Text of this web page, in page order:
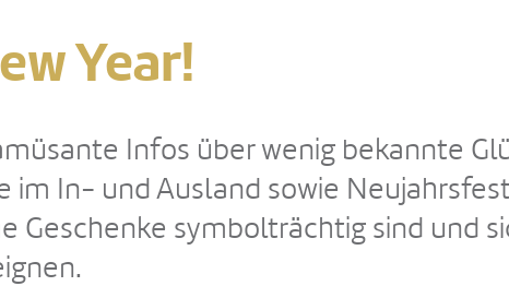
Year!
Infos über wenig bekannte
im In- und Ausland sowie
Geschenke symbolträchtig sind und